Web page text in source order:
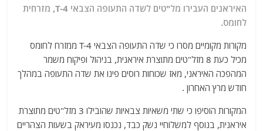
at
s
A
p
p
e
g
ra
m
ai
l
itt
er
c
e
b
o
k
האיראנים העבירו מל"טים לשדה התעופה הצבאי T-4, מזרחית
לחומס.
מקורות מקומיים מסרו כי שדה התעופה הצבאי T-4 ממזרח לחומס
מכיל כעת 8 מזל"טים מתוצרת איראנית, בניהול ופיקוח משמר
המהפכה האיראני, מאז שכוחות רוסים פינו את שדה התעופה במהלך
חודש מרץ האחרון .
המקורות הוסיפו כי שתי משאיות צבאיות שהובילו 3 מזל"טים מתוצרת
איראנית, בנוסף למשלוחיי נשק כבד, נכנסו מעיראק בשעות הצהריים